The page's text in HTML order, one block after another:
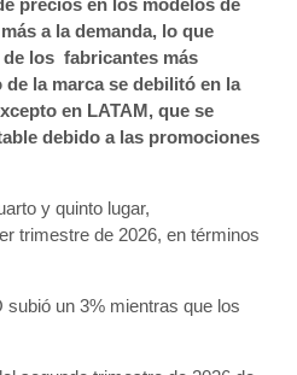
a la demanda, lo que
los fabricantes más
la marca se debilitó en la
en LATAM, que se
debido a las promociones
y quinto lugar,
trimestre de 2026, en términos
un 3% mientras que los